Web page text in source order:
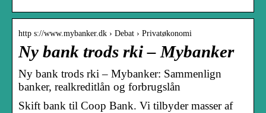
http s://www.mybanker.dk › Debat › Privatøkonomi
Ny bank trods rki – Mybanker
Ny bank trods rki – Mybanker: Sammenlign
banker, realkreditlån og forbrugslån
Skift bank til Coop Bank. Vi tilbyder masser af